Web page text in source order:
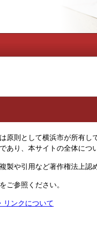
原則として横浜市が所有し
あり、本サイトの全体につ
製や引用など著作権法上認
ご参照ください。
リンクについて